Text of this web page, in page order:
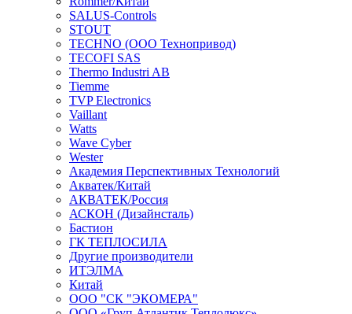
SALUS-Controls
STOUT
TECHNO (ООО Технопривод)
TECOFI SAS
Thermo Industri AB
Tiemme
TVP Electronics
Vaillant
Watts
Wave Cyber
Wester
Академия Перспективных Технологий
Акватек/Китай
АКВАТЕК/Россия
АСКОН (Дизайнсталь)
Бастион
ГК ТЕПЛОСИЛА
Другие производители
ИТЭЛМА
Китай
ООО "СК "ЭКОМЕРА"